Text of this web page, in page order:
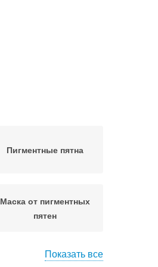
Пигментные пятна
Маска от пигментных
пятен
Средство от
Показать все